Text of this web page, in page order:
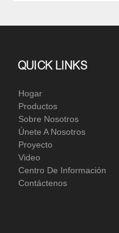
QUICK LINKS
Hogar
Productos
Sobre Nosotros
Únete A Nosotros
Proyecto
Video
Centro De Información
Contáctenos